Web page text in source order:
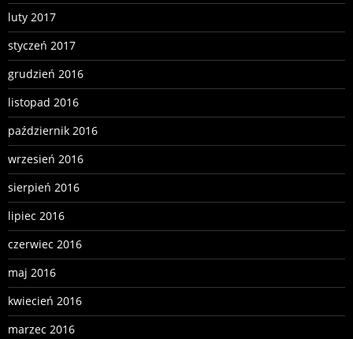
luty 2017
styczeń 2017
grudzień 2016
listopad 2016
październik 2016
wrzesień 2016
sierpień 2016
lipiec 2016
czerwiec 2016
maj 2016
kwiecień 2016
marzec 2016